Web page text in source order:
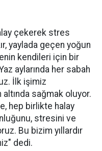
çekerek stres
yaylada geçen yoğun
kendileri için bir
aylarında her sabah
İlk işimiz
altında sağmak oluyor.
hep birlikte halay
stresini ve
Bu bizim yıllardır
dedi.